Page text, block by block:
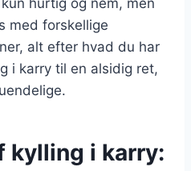
med forskellige
alt efter hvad du har
i karry til en alsidig ret,
kylling i karry: